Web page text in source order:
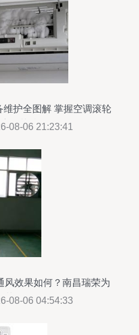
护全图解 掌握空调滚轮
调节技巧
08-06 21:23:41
风效果如何？南昌瑞荣为
节设备的作用
08-06 04:54:33